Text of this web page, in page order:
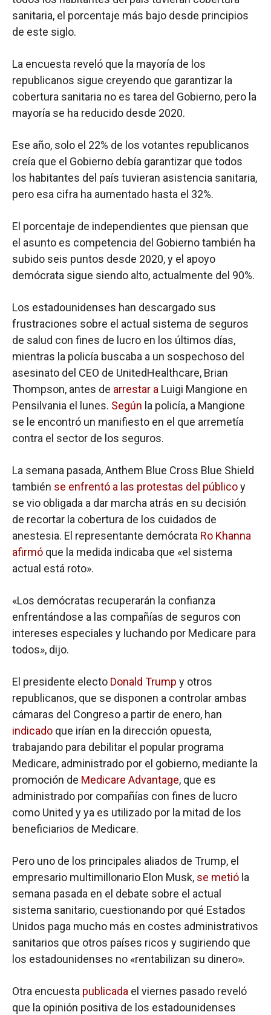
sanitaria, el porcentaje más bajo desde principios
de este siglo.
La encuesta reveló que la mayoría de los
republicanos sigue creyendo que garantizar la
cobertura sanitaria no es tarea del Gobierno, pero la
mayoría se ha reducido desde 2020.
Ese año, solo el 22% de los votantes republicanos
creía que el Gobierno debía garantizar que todos
los habitantes del país tuvieran asistencia sanitaria,
pero esa cifra ha aumentado hasta el 32%.
El porcentaje de independientes que piensan que
el asunto es competencia del Gobierno también ha
subido seis puntos desde 2020, y el apoyo
demócrata sigue siendo alto, actualmente del 90%.
Los estadounidenses han descargado sus
frustraciones sobre el actual sistema de seguros
de salud con fines de lucro en los últimos días,
mientras la policía buscaba a un sospechoso del
asesinato del CEO de UnitedHealthcare, Brian
Thompson, antes de arrestar a Luigi Mangione en
Pensilvania el lunes. Según la policía, a Mangione
se le encontró un manifiesto en el que arremetía
contra el sector de los seguros.
La semana pasada, Anthem Blue Cross Blue Shield
también se enfrentó a las protestas del públicoy
se vio obligada a dar marcha atrás en su decisión
de recortar la cobertura de los cuidados de
anestesia. El representante demócrata Ro Khanna
afirmó que la medida indicaba que «el sistema
actual está roto».
«Los demócratas recuperarán la confianza
enfrentándose a las compañías de seguros con
intereses especiales y luchando por Medicare para
todos», dijo.
El presidente electo Donald Trump y otros
republicanos, que se disponen a controlar ambas
cámaras del Congreso a partir de enero, han
indicado que irían en la dirección opuesta,
trabajando para debilitar el popular programa
Medicare, administrado por el gobierno, mediante la
promoción de Medicare Advantage, que es
administrado por compañías con fines de lucro
como United y ya es utilizado por la mitad de los
beneficiarios de Medicare.
Pero uno de los principales aliados de Trump, el
empresario multimillonario Elon Musk, se metió la
semana pasada en el debate sobre el actual
sistema sanitario, cuestionando por qué Estados
Unidos paga mucho más en costes administrativos
sanitarios que otros países ricos y sugiriendo que
los estadounidenses no «rentabilizan su dinero».
Otra encuesta publicada el viernes pasado reveló
que la opinión positiva de los estadounidenses